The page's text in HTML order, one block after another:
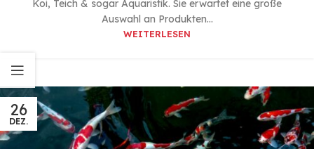
Koi, Teich & sogar Aquaristik. Sie erwartet eine große
Auswahl an Produkten...
WEITERLESEN
26
DEZ.